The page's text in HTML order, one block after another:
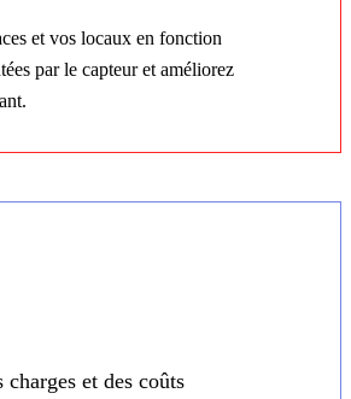
et vos locaux en fonction
par le capteur et améliorez
et des coûts